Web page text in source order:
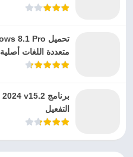
متعددة اللغات أصلية
التفعيل